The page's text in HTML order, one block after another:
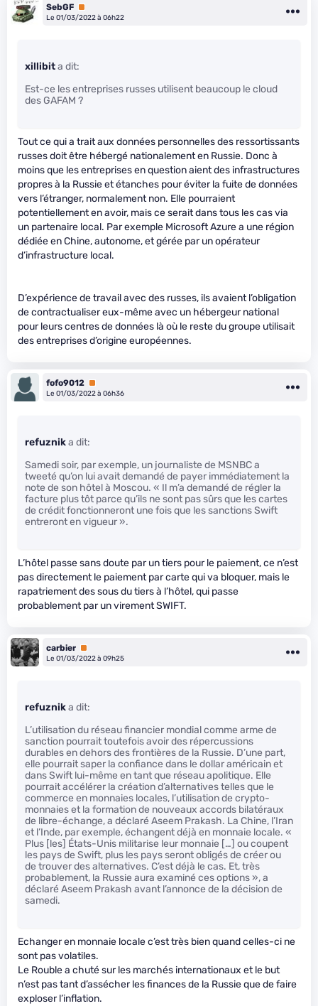
SebGF Premium
Le 01/03/2022 à 06h22
xillibita dit:
Est-ce les entreprises russes utilisent beaucoup le cloud
des GAFAM ?
Tout ce qui a trait aux données personnelles des ressortissants
russes doit être hébergé nationalement en Russie. Donc à
moins que les entreprises en question aient des infrastructures
propres à la Russie et étanches pour éviter la fuite de données
vers l’étranger, normalement non. Elle pourraient
potentiellement en avoir, mais ce serait dans tous les cas via
un partenaire local. Par exemple Microsoft Azure a une région
dédiée en Chine, autonome, et gérée par un opérateur
d’infrastructure local.
D’expérience de travail avec des russes, ils avaient l’obligation
de contractualiser eux-même avec un hébergeur national
pour leurs centres de données là où le reste du groupe utilisait
des entreprises d’origine européennes.
fofo9012 Premium
Le 01/03/2022 à 06h36
refuznika dit:
Samedi soir, par exemple, un journaliste de MSNBC a
tweeté qu’on lui avait demandé de payer immédiatement la
note de son hôtel à Moscou. « Il m’a demandé de régler la
facture plus tôt parce qu’ils ne sont pas sûrs que les cartes
de crédit fonctionneront une fois que les sanctions Swift
entreront en vigueur ».
L’hôtel passe sans doute par un tiers pour le paiement, ce n’est
pas directement le paiement par carte qui va bloquer, mais le
rapatriement des sous du tiers à l’hôtel, qui passe
probablement par un virement SWIFT.
carbier Premium
Le 01/03/2022 à 09h25
refuznika dit:
L’utilisation du réseau financier mondial comme arme de
sanction pourrait toutefois avoir des répercussions
durables en dehors des frontières de la Russie. D’une part,
elle pourrait saper la confiance dans le dollar américain et
dans Swift lui-même en tant que réseau apolitique. Elle
pourrait accélérer la création d’alternatives telles que le
commerce en monnaies locales, l’utilisation de crypto-
monnaies et la formation de nouveaux accords bilatéraux
de libre-échange, a déclaré Aseem Prakash. La Chine, l’Iran
et l’Inde, par exemple, échangent déjà en monnaie locale. «
Plus [les] États-Unis militarise leur monnaie […] ou coupent
les pays de Swift, plus les pays seront obligés de créer ou
de trouver des alternatives. C’est déjà le cas. Et, très
probablement, la Russie aura examiné ces options », a
déclaré Aseem Prakash avant l’annonce de la décision de
samedi.
Echanger en monnaie locale c’est très bien quand celles-ci ne
sont pas volatiles.
Le Rouble a chuté sur les marchés internationaux et le but
n’est pas tant d’assécher les finances de la Russie que de faire
exploser l’inflation.